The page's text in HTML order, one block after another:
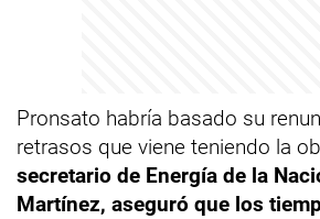
Pronsato habría basado su
retrasos que viene teniendo la
secretario de Energía de la
Martínez, aseguró que los